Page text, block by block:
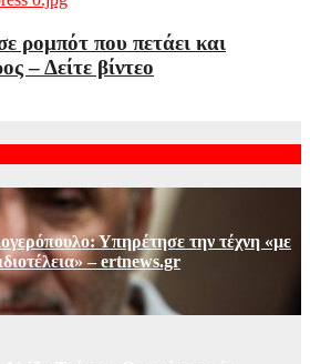
ρομπότ που πετάει και
– Δείτε βίντεο
Υπηρέτησε την τέχνη «με
– ertnews.gr